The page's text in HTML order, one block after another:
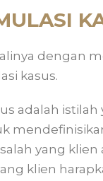
dengan
kasus.
adalah istilah
yang klien
klien